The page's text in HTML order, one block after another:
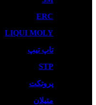
ERC
LIQUI MOLY
تاپ تیپ
STP
پروتکت
متیلان